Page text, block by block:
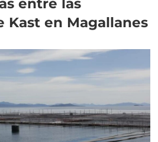
Kast en Magallanes